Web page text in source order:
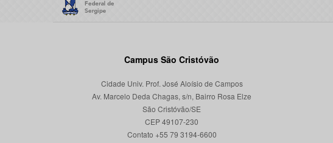
Campus São Cristóvão
Cidade Univ. Prof. José Aloísio de Campos
Av. Marcelo Deda Chagas, s/n, Bairro Rosa Elze
São Cristóvão/SE
CEP 49107-230